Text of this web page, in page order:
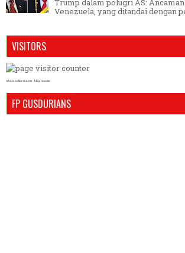
Trump dalam polugri AS:
Venezuela, yang ditandai dengan
VISITORS
who is online counter blog counter
FP GUSDURIANS